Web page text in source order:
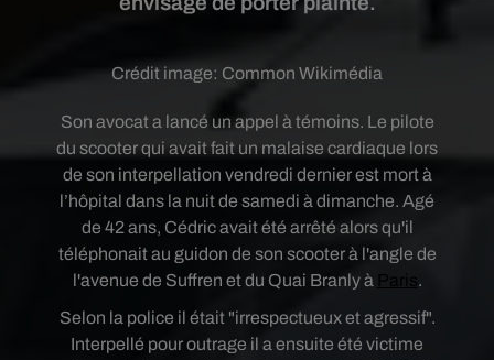
Crédit image: Common Wikimédia
Son avocat a lancé un appel à témoins. Le pilote
du scooter qui avait fait un malaise cardiaque lors
de son interpellation vendredi dernier est mort à
l’hôpital dans la nuit de samedi à dimanche. Agé
de 42 ans, Cédric avait été arrêté alors qu'il
téléphonait au guidon de son scooter à l'angle de
l'avenue de Suffren et du Quai Branly à
.
Selon la police il était "irrespectueux et agressif".
Interpellé pour outrage il a ensuite été victime